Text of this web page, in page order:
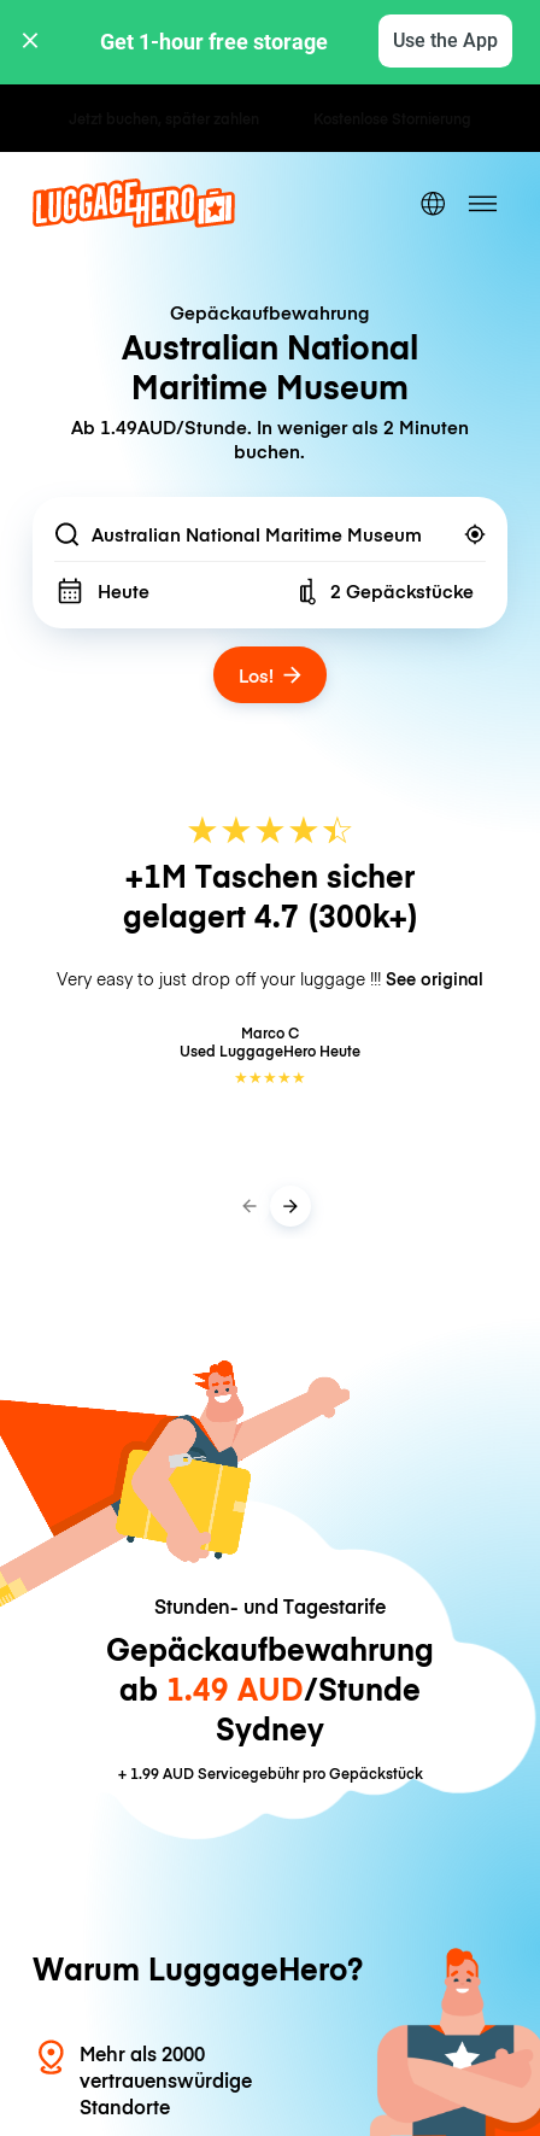
Get 1-hour free storage Use the App
Gepäckaufbewahrung
Australian National
Maritime Museum
Ab 1.49AUD/Stunde. In weniger als 2 Minuten
buchen.
Location
Heute Number of bags
2 Gepäckstücke
Los!
★★★★☆
★
+1M Taschen sicher
gelagert 4.7 (300k+)
Very easy to just drop off your luggage !!! See original
Marco C
Used LuggageHero Heute
★★★★★
Stunden- und Tagestarife
Gepäckaufbewahrung
ab 1.49 AUD/Stunde
Sydney
+ 1.99 AUDServicegebühr pro Gepäckstück
Warum LuggageHero?
Mehr als 2000
vertrauenswürdige
Standorte